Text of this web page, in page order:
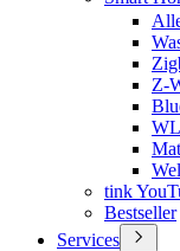
Z-
tink
Bestseller
Services